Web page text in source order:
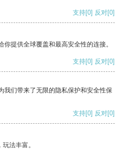
支持[0] 反对[0]
提供全球覆盖和最高安全性的连接。
支持[0] 反对[0]
我们带来了无限的隐私保护和安全性保
支持[0] 反对[0]
法丰富。